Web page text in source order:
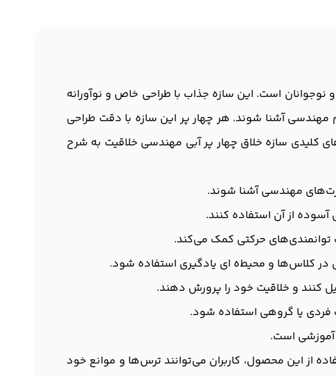
است. این سازه جذاب با طراحی خاص و نوآورانه
مهندسی آشنا شوند. هر چهار پر این سازه با دقت طراحی
کلیدی سازه خلاق چهار پر آبی مهندسی خلاقیت به شرح
مهندسی آشنا شوند.
آسوده از آن استفاده کنند.
حرکتی کمک می‌کند.
در کلاس‌ها و محیط‌ه ای یادگیری استفاده شود.
کنند و خلاقیت خود را پرورش دهند.
آموزشی است.
از این محصول، کاربران می‌توانند ترس‌ها و موانع خود